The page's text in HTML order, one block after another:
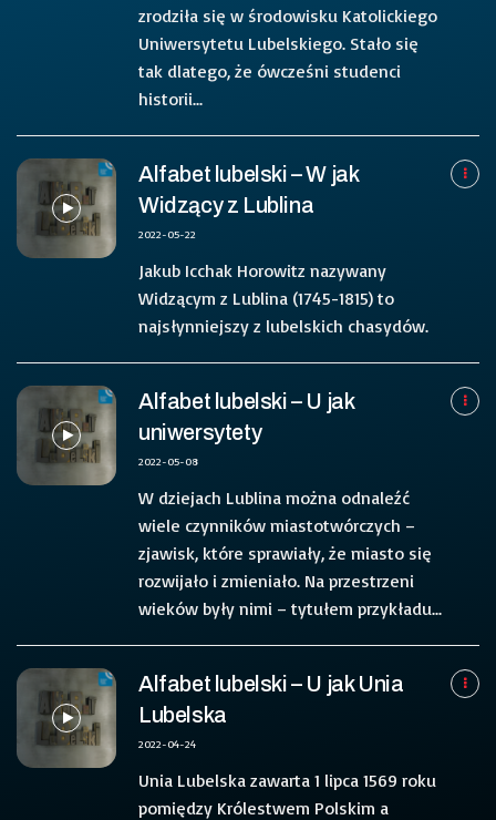
zrodziła się w środowisku Katolickiego
Uniwersytetu Lubelskiego. Stało się
tak dlatego, że ówcześni studenci
historii...
Alfabet lubelski – W jak
Widzący z Lublina
2022-05-22
Jakub Icchak Horowitz nazywany
Widzącym z Lublina (1745-1815) to
najsłynniejszy z lubelskich chasydów.
Alfabet lubelski – U jak
uniwersytety
2022-05-08
W dziejach Lublina można odnaleźć
wiele czynników miastotwórczych –
zjawisk, które sprawiały, że miasto się
rozwijało i zmieniało. Na przestrzeni
wieków były nimi – tytułem przykładu...
Alfabet lubelski – U jak Unia
Lubelska
2022-04-24
Unia Lubelska zawarta 1 lipca 1569 roku
pomiędzy Królestwem Polskim a